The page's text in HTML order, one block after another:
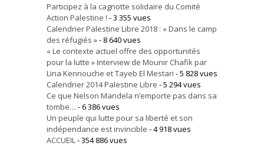
Participez à la cagnotte solidaire du Comité
Action Palestine ! - 3 355 vues
Calendrier Palestine Libre 2018 : « Dans le camp
des réfugiés »- 8 640 vues
« Le contexte actuel offre des opportunités
pour la lutte » Interview de Mounir Chafik par
Lina Kennouche et Tayeb El Mestari - 5 828 vues
Calendrier 2014 Palestine Libre - 5 294 vues
Ce que Nelson Mandela n’emporte pas dans sa
tombe… - 6 386 vues
Un peuple qui lutte pour sa liberté et son
indépendance est invincible - 4 918 vues
ACCUEIL- 354 886 vues